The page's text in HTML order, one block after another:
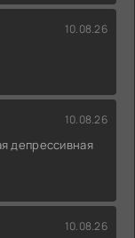
10.08.26
10.08.26
депрессивная
10.08.26